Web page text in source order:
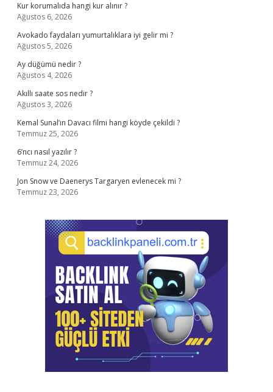
Kur korumalıda hangi kur alınır ?
Ağustos 6, 2026
Avokado faydaları yumurtalıklara iyi gelir mi ?
Ağustos 5, 2026
Ay düğümü nedir ?
Ağustos 4, 2026
Akıllı saate sos nedir ?
Ağustos 3, 2026
Kemal Sunal’ın Davacı filmi hangi köyde çekildi ?
Temmuz 25, 2026
6’ncı nasıl yazılır ?
Temmuz 24, 2026
Jon Snow ve Daenerys Targaryen evlenecek mi ?
Temmuz 23, 2026